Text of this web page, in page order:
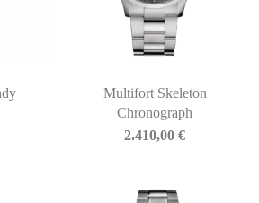
Multifort Skeleton
Chronograph
2.410,00€